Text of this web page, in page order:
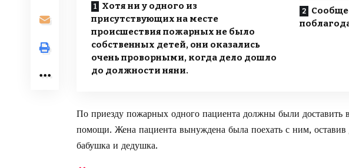
Хотя ни у одного из
присутствующих на месте
происшествия пожарных не было
собственных детей, они оказались
очень проворными, когда дело дошло
до должности няни.
По приезду пожарных одного пациента должны были доставить
помощи. Жена пациента вынуждена была поехать с ним,
бабушка и дедушка.